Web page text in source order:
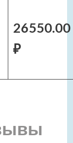
26550.00
₽